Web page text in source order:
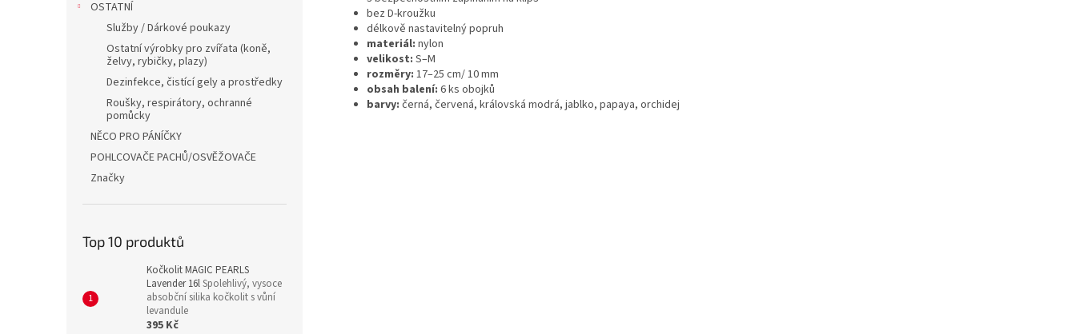
OSTATNÍ
Služby / Dárkové poukazy
Ostatní výrobky pro zvířata (koně,
želvy, rybičky, plazy)
Dezinfekce, čistící gely a prostředky
Roušky, respirátory, ochranné
pomůcky
NĚCO PRO PÁNÍČKY
POHLCOVAČE PACHŮ/OSVĚŽOVAČE
Značky
Top 10 produktů
Kočkolit MAGIC PEARLS
Lavender 16lSpolehlivý, vysoce
absobční silika kočkolit s vůní
levandule
395 Kč
bez D-kroužku
délkově nastavitelný popruh
materiál: nylon
velikost: S–M
rozměry: 17–25 cm/ 10 mm
obsah balení: 6 ks obojků
barvy: černá, červená, královská modrá, jablko, papaya, orchidej